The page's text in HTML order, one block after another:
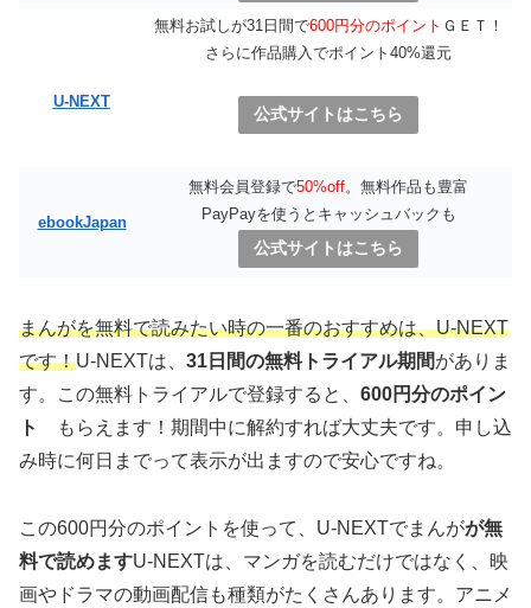
U-NEXT
無料お試しが31日間で600円分のポイント ＧＥＴ！
さらに作品購入でポイント40%還元
公式サイトはこちら
ebookJapan
無料会員登録で50%off。無料作品も豊富
PayPayを使うとキャッシュバックも
公式サイトはこちら
まんがを無料で読みたい時の一番のおすすめは、U-NEXT
です！U-NEXTは、 31日間の無料トライアル期間がありま
す。この無料トライアルで登録すると、 600円分のポイン
ト
もらえます！期間中に解約すれば大丈夫です。申し込
み時に何日までって表示が出ますので安心ですね。
この600円分のポイントを使って、U-NEXTでまんがが無
料で読めますU-NEXTは、マンガを読むだけではなく、映
画やドラマの動画配信も種類がたくさんあります。アニメ